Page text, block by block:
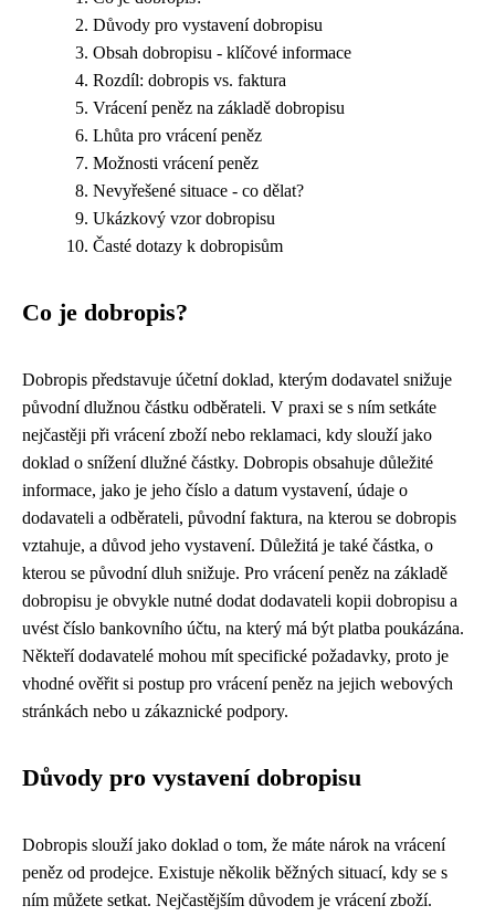
Důvody pro vystavení dobropisu
Obsah dobropisu - klíčové informace
Rozdíl: dobropis vs. faktura
Vrácení peněz na základě dobropisu
Lhůta pro vrácení peněz
Možnosti vrácení peněz
Nevyřešené situace - co dělat?
Ukázkový vzor dobropisu
Časté dotazy k dobropisům
Co je dobropis?
Dobropis představuje účetní doklad, kterým dodavatel snižuje
původní dlužnou částku odběrateli. V praxi se s ním setkáte
nejčastěji při vrácení zboží nebo reklamaci, kdy slouží jako
doklad o snížení dlužné částky. Dobropis obsahuje důležité
informace, jako je jeho číslo a datum vystavení, údaje o
dodavateli a odběrateli, původní faktura, na kterou se dobropis
vztahuje, a důvod jeho vystavení. Důležitá je také částka, o
kterou se původní dluh snižuje. Pro vrácení peněz na základě
dobropisu je obvykle nutné dodat dodavateli kopii dobropisu a
uvést číslo bankovního účtu, na který má být platba poukázána.
Někteří dodavatelé mohou mít specifické požadavky, proto je
vhodné ověřit si postup pro vrácení peněz na jejich webových
stránkách nebo u zákaznické podpory.
Důvody pro vystavení dobropisu
Dobropis slouží jako doklad o tom, že máte nárok na vrácení
peněz od prodejce. Existuje několik běžných situací, kdy se s
ním můžete setkat. Nejčastějším důvodem je vrácení zboží.